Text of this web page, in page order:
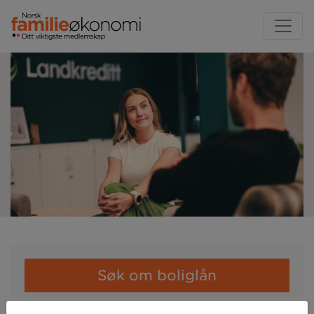
Søk om boliglån